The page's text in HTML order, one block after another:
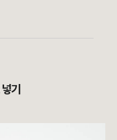
기